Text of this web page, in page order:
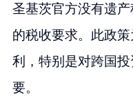
圣基茨官方没有遗
的税收要求。此政
利，特别是对跨国
要。